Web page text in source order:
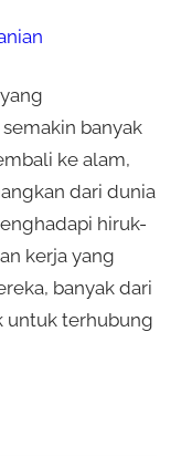
banyak
ke alam,
dari dunia
hiruk-
kerja yang
banyak dari
untuk terhubung